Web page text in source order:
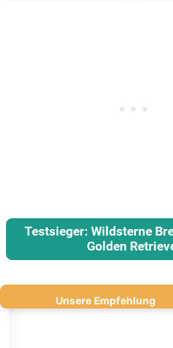
Testsieger: Wildsterne
Golden
Unsere Empfehlung